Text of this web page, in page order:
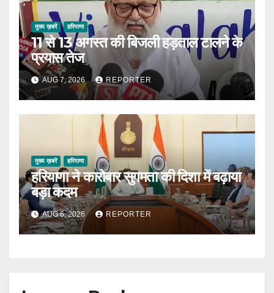
मुख्य ख़बरें हरियाणा
11 से 13 अगस्त की बिजली हड़ताल टालने के
प्रयास तेज
AUG 7, 2026 REPORTER
मुख्य ख़बरें हरियाणा
हरियाणा ने कारोबार सुगमता की दिशा में बढ़ाया
बड़ा कदम
AUG 6, 2026 REPORTER